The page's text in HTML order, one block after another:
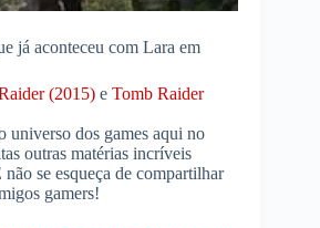
já aconteceu com Lara em
(2015) e Tomb Raider
universo dos games aqui no
outras matérias incríveis
se esqueça de compartilhar
gamers!